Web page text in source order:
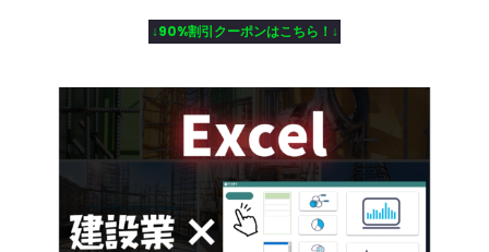
↓90%割引クーポンはこちら！↓